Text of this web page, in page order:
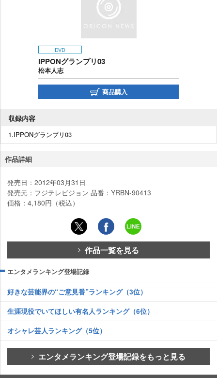
DVD
IPPONグランプリ03
松本人志
商品購入
収録内容
1.IPPONグランプリ03
作品詳細
発売日：2012年03月31日
発売元：フジテレビジョン 品番：YRBN-90413
価格：4,180円（税込）
作品一覧を見る
エンタメランキング登場記録
好きな芸能界の“ご意見番”ランキング（3位）
生涯現役でいてほしい有名人ランキング（6位）
オシャレ芸人ランキング（5位）
エンタメランキング登場記録をもっと見る